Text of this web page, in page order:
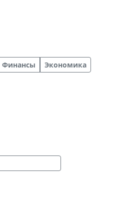
Финансы
Экономика